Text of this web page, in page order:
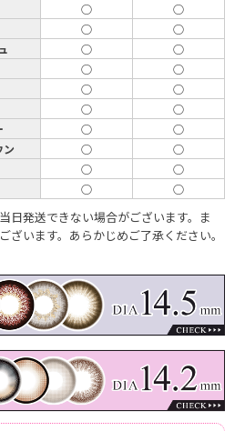
○
○
○
○
○
○
○
○
○
○
○
○
○
○
ン
○
○
○
○
○ ○
日発送できない場合がございます。ま
ざいます。あらかじめご了承ください。